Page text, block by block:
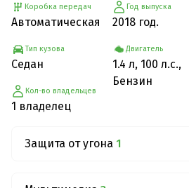
Коробка передач
Автоматическая
Тип кузова
Седан
Кол-во владельцев
1 владелец
Год выпуска
2018 год.
Двигатель
1.4 л, 100 л.с.,
Бензин
Защита от угона 1